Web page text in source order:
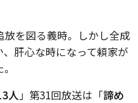
を図る義時。しかし全成
肝心な時になって頼家が
人」第31回放送は「諦め